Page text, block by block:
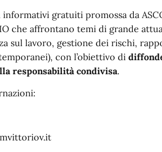
gratuiti promossa da
che affrontano temi di grande
sul lavoro, gestione dei rischi,
con l’obiettivo di
responsabilità condivisa.